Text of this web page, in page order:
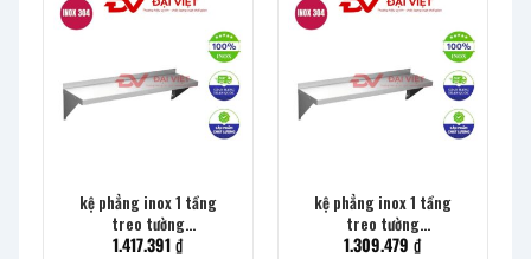
kệ phẳng inox 1 tầng
treo tường
1800x300x400mm
1.417.391₫
kệ phẳng inox 1 tầng
treo tường
1800x300x300mm
1.309.479 ₫